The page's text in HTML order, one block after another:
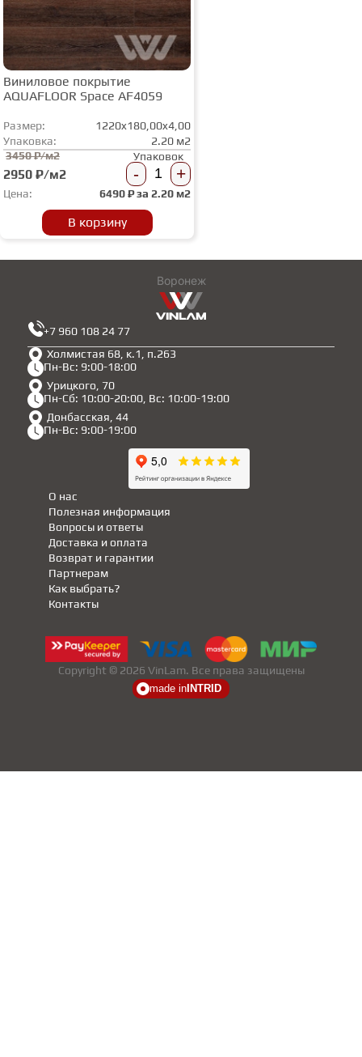
Виниловое покрытие
AQUAFLOOR Space AF4059
Размер:
1220x180,00x4,00
Упаковка:
2.20 м2
3450 ₽/м2
2950 ₽/м2
Упаковок
- +
Цена: 6490₽ за 2.20 м2
В корзину
Воронеж
Холмистая 68, к.1, п.263
Пн-Вс: 9:00-18:00
Урицкого, 70
Пн-Сб: 10:00-20:00, Вс: 10:00-19:00
Донбасская, 44
Пн-Вс: 9:00-19:00
+7 960 108 24 77
Полезная информация
Партнерам
Вопросы и ответы
Доставка и оплата
Возврат и гарантии
Как выбрать?
О нас
Контакты
Copyright © 2026 VinLam. Все права защищены
made in INTRID